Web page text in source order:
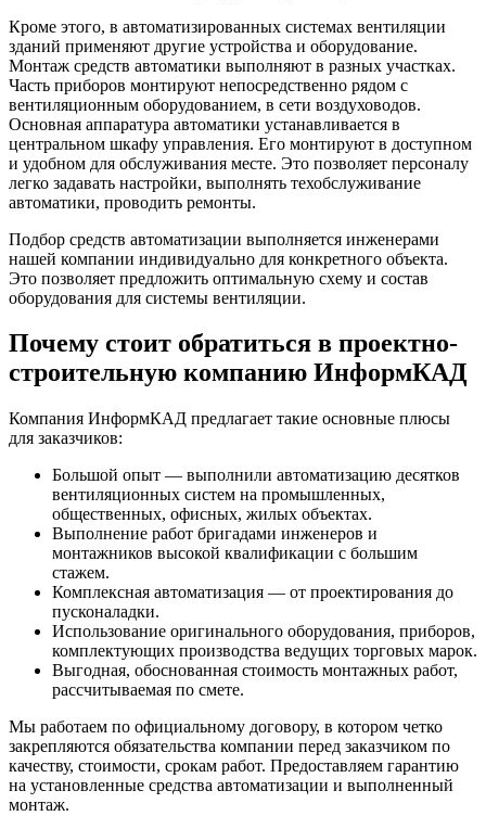
Кроме этого, в автоматизированных системах вентиляции
зданий применяют другие устройства и оборудование.
Монтаж средств автоматики выполняют в разных участках.
Часть приборов монтируют непосредственно рядом с
вентиляционным оборудованием, в сети воздуховодов.
Основная аппаратура автоматики устанавливается в
центральном шкафу управления. Его монтируют в доступном
и удобном для обслуживания месте. Это позволяет персоналу
легко задавать настройки, выполнять техобслуживание
автоматики, проводить ремонты.
Подбор средств автоматизации выполняется инженерами
нашей компании индивидуально для конкретного объекта.
Это позволяет предложить оптимальную схему и состав
оборудования для системы вентиляции.
Почему стоит обратиться в проектно-
строительную компанию ИнформКАД
Компания ИнформКАД предлагает такие основные плюсы
для заказчиков:
Большой опыт — выполнили автоматизацию десятков
вентиляционных систем на промышленных,
общественных, офисных, жилых объектах.
Выполнение работ бригадами инженеров и
монтажников высокой квалификации с большим
стажем.
Комплексная автоматизация — от проектирования до
пусконаладки.
Использование оригинального оборудования, приборов,
комплектующих производства ведущих торговых марок.
Выгодная, обоснованная стоимость монтажных работ,
рассчитываемая по смете.
Мы работаем по официальному договору, в котором четко
закрепляются обязательства компании перед заказчиком по
качеству, стоимости, срокам работ. Предоставляем гарантию
на установленные средства автоматизации и выполненный
монтаж.